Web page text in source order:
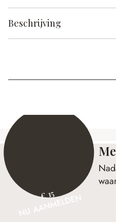
Beschrijving
€ 15
NU AANMELDEN